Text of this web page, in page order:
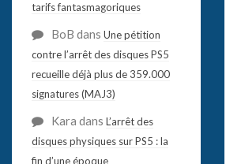
tarifs fantasmagoriques
BoB dans Une pétition
contre l’arrêt des disques PS5
recueille déjà plus de 359.000
signatures (MAJ3)
Kara dans L’arrêt des
disques physiques sur PS5 : la
fin d’une époque